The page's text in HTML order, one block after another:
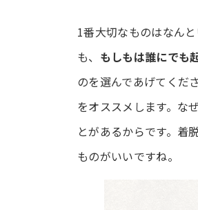
1番大切なものはなん
も、 もしもは誰にでも
のを選んであげてくだ
をオススメします。な
とがあるからです。着
ものがいいですね。